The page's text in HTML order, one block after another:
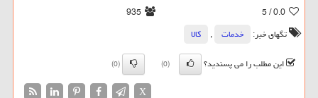
0.0
/ 5
935
تگهای خبر:
خدمات ,
كالا
این مطلب را می پسندید؟
(0)
(0)
X